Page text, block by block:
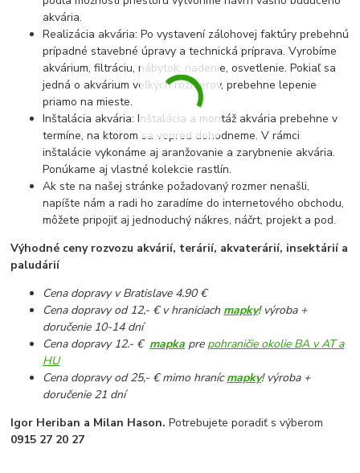
akvária.
Realizácia akvária: Po vystavení zálohovej faktúry prebehnú
prípadné stavebné úpravy a technická príprava. Vyrobíme
akvárium, filtráciu, nábytok, riadenie, osvetlenie. Pokiaľ sa
jedná o akvárium veľkých rozmerov, prebehne lepenie
priamo na mieste.
Inštalácia akvária: Inštalácia a montáž akvária prebehne v
termíne, na ktorom sa vopred dohodneme. V rámci
inštalácie vykonáme aj aranžovanie a zarybnenie akvária.
Ponúkame aj vlastné kolekcie rastlín.
Ak ste na našej stránke požadovaný rozmer nenašli,
napíšte nám a radi ho zaradíme do internetového obchodu,
môžete pripojiť aj jednoduchý nákres, náčrt, projekt a pod.
Výhodné ceny rozvozu akvárií, terárií, akvaterárií, insektárií a
paludárií
Cena dopravy v Bratislave 4.90 €
Cena dopravy od 12,- € v hraniciach mapky! výroba +
doručenie 10-14 dní
Cena dopravy 12.- € mapka pre pohraničie okolie BA v AT a
HU
Cena dopravy od 25,- € mimo hranícmapky! výroba +
doručenie 21 dní
Igor Heriban a Milan Hason.Potrebujete poradiť s výberom
0915 27 20 27